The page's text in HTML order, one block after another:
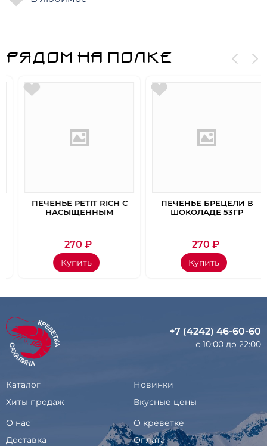
РЯДОМ НА ПОЛКЕ
ПЕЧЕНЬЕ PETIT RICH С
НАСЫЩЕННЫМ
270 ₽
Купить
ПЕЧЕНЬЕ БРЕЦЕЛИ В
ШОКОЛАДЕ 53ГР
270 ₽
Купить
+7 (4242) 46-60-60
с 10:00 до 22:00
Каталог
Новинки
Хиты продаж
Вкусные цены
О нас
О креветке
Доставка
Оплата